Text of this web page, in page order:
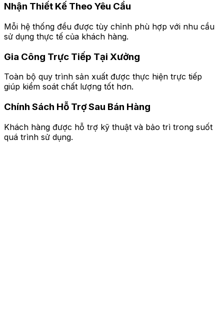
Nhận Thiết Kế Theo Yêu Cầu
Mỗi hệ thống đều được tùy chỉnh phù hợp với nhu cầu
sử dụng thực tế của khách hàng.
Gia Công Trực Tiếp Tại Xưởng
Toàn bộ quy trình sản xuất được thực hiện trực tiếp
giúp kiểm soát chất lượng tốt hơn.
Chính Sách Hỗ Trợ Sau Bán Hàng
Khách hàng được hỗ trợ kỹ thuật và bảo trì trong suốt
quá trình sử dụng.